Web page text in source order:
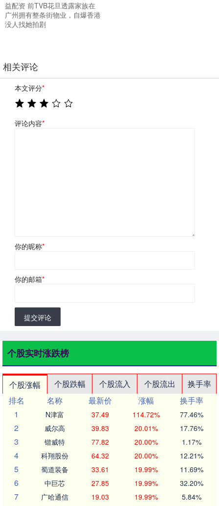
益配资 前TVB花旦透露家族在
广州拥有整条街物业，自爆香港
没人找她拍剧
相关评论
本文评分*
评论内容*
你的昵称*
你的邮箱*
提交评论
个股实时涨跌榜
个股涨幅 个股跌幅 个股流入 个股流出
换手率
排名
名称 最新价 涨幅
换手率
1
N津富 37.49 114.72% 77.46%
2 威尔高 39.83 20.01% 17.76%
3 锴威特 77.82 20.00% 1.17%
4 科翔股份 64.32 20.00% 12.21%
5 蜀道装备 33.61 19.99% 11.69%
6 中巨芯 27.85 19.99% 32.20%
7 广哈通信 19.03 19.99% 5.84%